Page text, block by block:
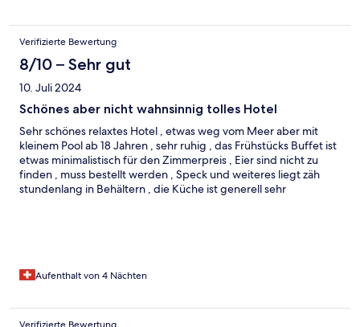
Verifizierte Bewertung
8/10 – Sehr gut
10. Juli 2024
Schönes aber nicht wahnsinnig tolles Hotel
Sehr schönes relaxtes Hotel , etwas weg vom Meer aber mit
kleinem Pool ab 18 Jahren , sehr ruhig , das Frühstücks Buffet ist
etwas minimalistisch für den Zimmerpreis , Eier sind nicht zu
finden , muss bestellt werden , Speck und weiteres liegt zäh
stundenlang in Behältern , die Küche ist generell sehr
Aufenthalt von 4 Nächten
Verifizierte Bewertung